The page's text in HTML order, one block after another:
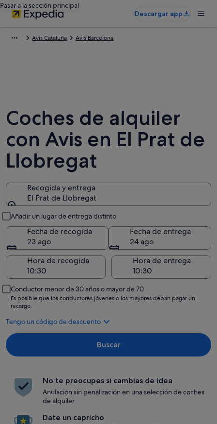
Pasar a la sección principal
Descargar app
Avis Cataluña Avis Barcelona
Coches de alquiler
con Avis en El Prat de
Llobregat
Recogida y entrega
El Prat de Llobregat
Añadir un lugar de entrega distinto
Fecha de recogida
23 ago
Fecha de entrega
24 ago
Hora de recogida
Hora de entrega
Conductor menor de 30 años o mayor de 70
Es posible que los conductores jóvenes o los mayores deban pagar un
recargo.
Tengo un código de descuento
Buscar
No te preocupes si cambias de idea
Anulación sin penalización en una selección de coches
de alquiler
Date un capricho